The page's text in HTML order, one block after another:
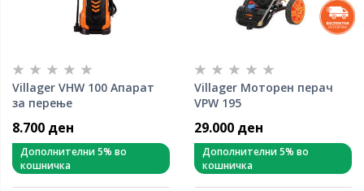
Villager VHW 100 Апарат
за перење
8.700 ден
Дополнителни 5% во
кошничка
Villager Моторен перач
VPW 195
29.000 ден
Дополнителни 5% во
кошничка